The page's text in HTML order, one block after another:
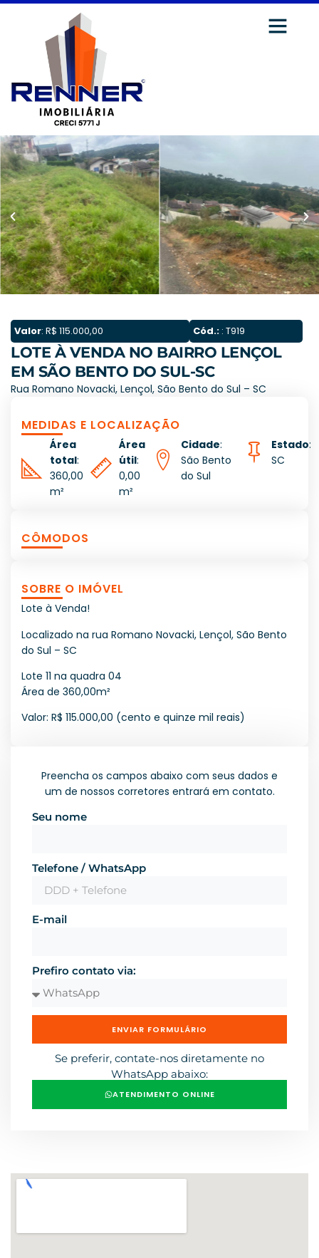
Valor: R$ 115.000,00 Cód.: : T919
LOTE À VENDA NO BAIRRO LENÇOL
EM SÃO BENTO DO SUL-SC
Rua Romano Novacki, Lençol, São Bento do Sul – SC
MEDIDAS E LOCALIZAÇÃO
Área
total:
360,00
m²
Área
útil:
0,00
m²
Cidade:
São Bento
do Sul
Estado:
SC
CÔMODOS
SOBRE O IMÓVEL
Lote à Venda!
Localizado na rua Romano Novacki, Lençol, São Bento
do Sul – SC
Lote 11 na quadra 04
Área de 360,00m²
Valor: R$ 115.000,00 (cento e quinze mil reais)
Preencha os campos abaixo com seus dados e
um de nossos corretores entrará em contato.
Seu nome
Telefone / WhatsApp
E-mail
Prefiro contato via:
ENVIAR FORMULÁRIO
Se preferir, contate-nos diretamente no
WhatsApp abaixo:
ATENDIMENTO ONLINE